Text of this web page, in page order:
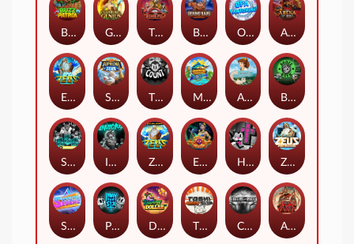
Buzz Patrol Gearlab Genius The Crime File Behind Bars: Masterplan Opa Santorini! Arena of Iron
Epic Ze Zeus Supreme Zeus THE COUNT MARLIN MASTERS: THE BIG HAUL Aiko and the Wind Spirit Booze Bash
SixSixSix Invictus Ze Zeus Eye of Medusa Hot Ross Zeus Ze Zecond
Superstar Sevens PRAY FOR SIX Danny Dollar TOSHI WAYS CLUB CIRCLE OF LIFE ARMY OF ARES